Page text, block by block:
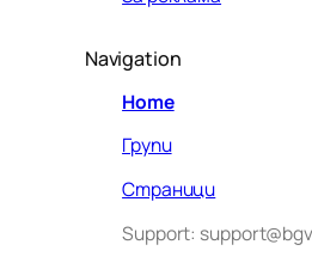
Navigation
Home
Групи
Страници
Support: